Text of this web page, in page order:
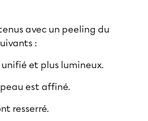
avec un peeling du
:
et plus lumineux.
est affiné.
resserré.